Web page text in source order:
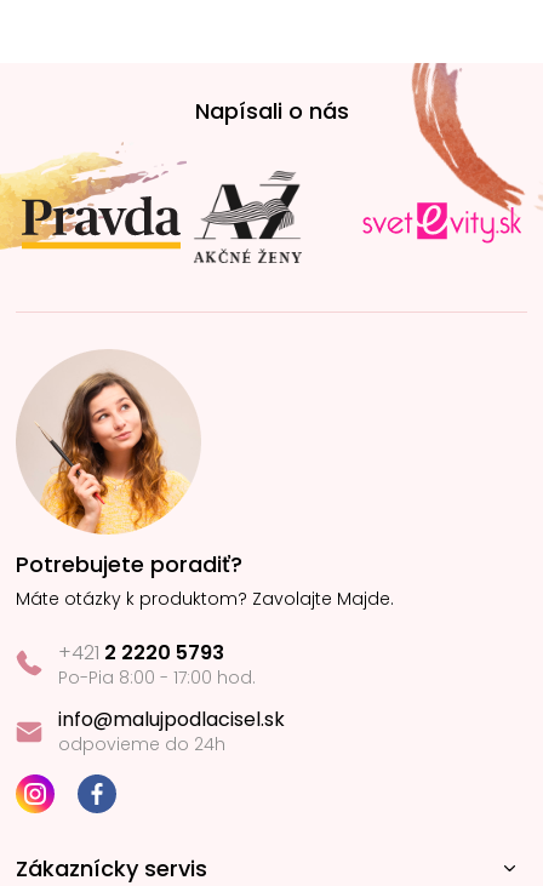
t
i
e
Napísali o nás
Potrebujete poradiť?
Máte otázky k produktom? Zavolajte Majde.
+421 2 2220 5793
Po-Pia 8:00 - 17:00 hod.
info@malujpodlacisel.sk
odpovieme do 24h
Zákaznícky servis